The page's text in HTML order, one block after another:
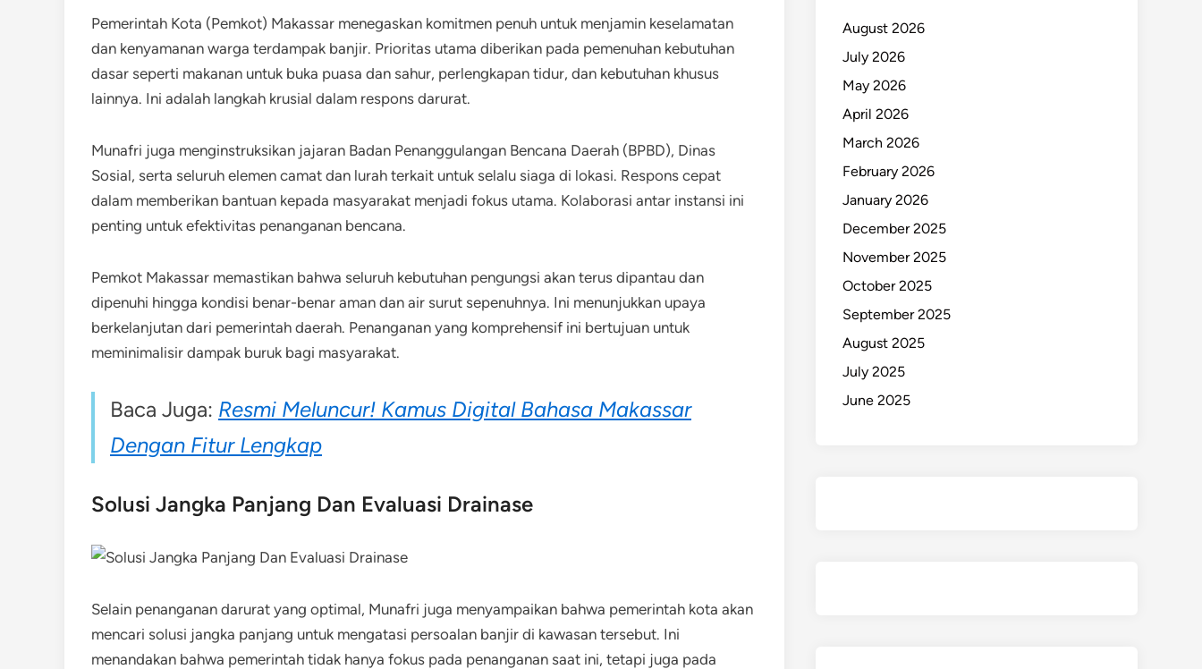
Pemerintah Kota (Pemkot) Makassar menegaskan komitmen penuh untuk menjamin keselamatan
dan kenyamanan warga terdampak banjir. Prioritas utama diberikan pada pemenuhan kebutuhan
dasar seperti makanan untuk buka puasa dan sahur, perlengkapan tidur, dan kebutuhan khusus
lainnya. Ini adalah langkah krusial dalam respons darurat.
Munafri juga menginstruksikan jajaran Badan Penanggulangan Bencana Daerah (BPBD), Dinas
Sosial, serta seluruh elemen camat dan lurah terkait untuk selalu siaga di lokasi. Respons cepat
dalam memberikan bantuan kepada masyarakat menjadi fokus utama. Kolaborasi antar instansi ini
penting untuk efektivitas penanganan bencana.
Pemkot Makassar memastikan bahwa seluruh kebutuhan pengungsi akan terus dipantau dan
dipenuhi hingga kondisi benar-benar aman dan air surut sepenuhnya. Ini menunjukkan upaya
berkelanjutan dari pemerintah daerah. Penanganan yang komprehensif ini bertujuan untuk
meminimalisir dampak buruk bagi masyarakat.
Baca Juga: Resmi Meluncur! Kamus Digital Bahasa Makassar
Dengan Fitur Lengkap
Solusi Jangka Panjang Dan Evaluasi Drainase
Selain penanganan darurat yang optimal, Munafri juga menyampaikan bahwa pemerintah kota akan
mencari solusi jangka panjang untuk mengatasi persoalan banjir di kawasan tersebut. Ini
menandakan bahwa pemerintah tidak hanya fokus pada penanganan saat ini, tetapi juga pada
August 2026
July 2026
May 2026
April 2026
March 2026
February 2026
January 2026
December 2025
November 2025
October 2025
September 2025
August 2025
July 2025
June 2025